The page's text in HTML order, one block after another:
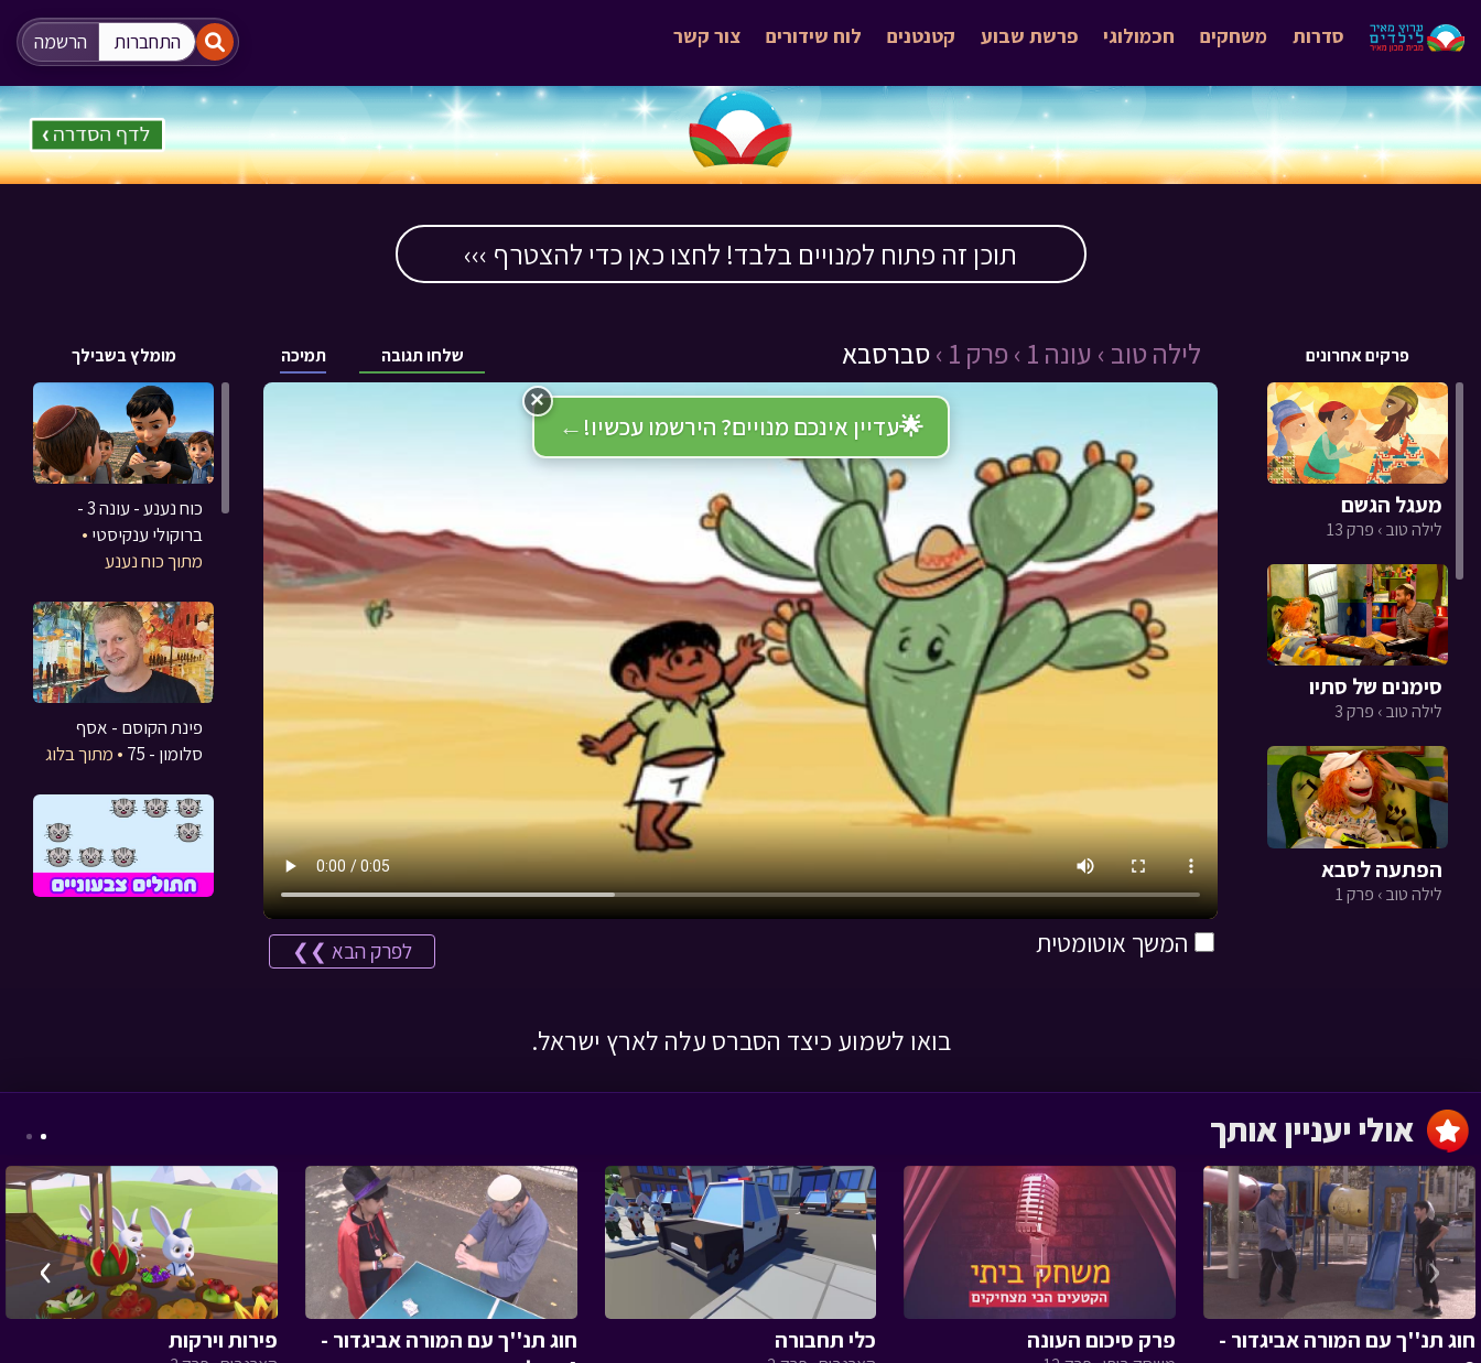
התחברות הרשמה צור קשר לוח שידורים קטנטנים פרשת שבוע חכמולוגי משחקים סדרות
תוכן זה פתוח למנויים בלבד! לחצו כאן כדי להצטרף ›››
מומלץ בשבילך תמיכה שלחו תגובה לילה טוב › עונה 1 › פרק 1 › סברסבא פרקים אחרונים
🌟עדיין אינכם מנויים? הירשמו עכשיו! ←
×
המשך אוטומטית לפרק הבא ❯❯
מעגל הגשם
לילה טוב › פרק 13
סימנים של סתיו
לילה טוב › פרק 3
הפתעה לסבא
לילה טוב › פרק 1
מסעו של הזית
כוח נענע - עונה 3 -
ברוקולי ענקיסטי •
מתוך כוח נענע
פינת הקוסם - אסף
סלומון - 75
• מתוך בלוג
המסע לבר המצווה -
מאחורי הקלעים
בואו לשמוע כיצד הסברס עלה לארץ ישראל.
חוג תנ''ך עם המורה אביגדור -
פרק סיכום העונה כלי תחבורה
חוג תנ''ך עם המורה אביגדור -
פירות וירקות
‹
›